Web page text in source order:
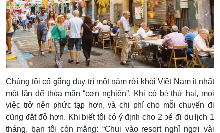
Chúng tôi cố gắng duy trì một năm rời khỏi Việt Nam ít nhất
một lần để thỏa mãn “cơn nghiện”. Khi có bé thứ hai, mọi
việc trở nên phức tạp hơn, và chi phí cho mỗi chuyến đi
cũng đắt đỏ hơn. Khi biết tôi có ý định cho 2 bé đi du lịch 1
tháng, bạn tôi còn mắng: “Chui vào resort nghỉ ngơi vài